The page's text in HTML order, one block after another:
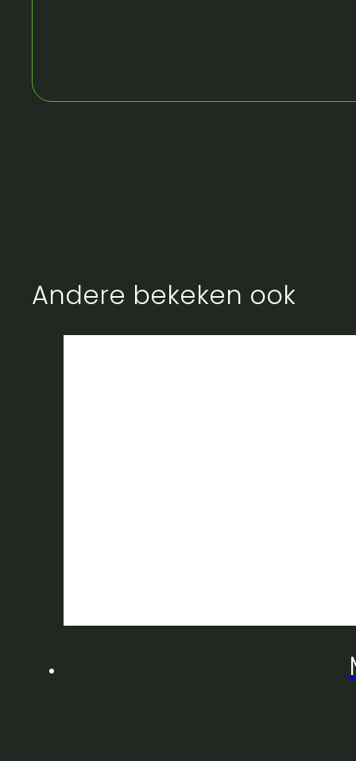
Andere bekeken ook